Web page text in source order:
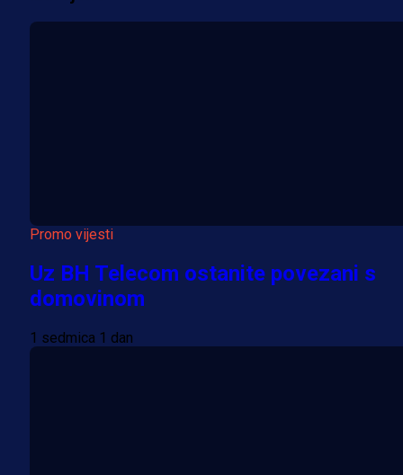
Promo vijesti
Uz BH Telecom ostanite povezani s
domovinom
1 sedmica 1 dan